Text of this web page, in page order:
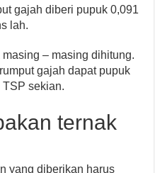
gajah diberi pupuk 0,091
lah.
– masing dihitung.
gajah dapat pupuk
sekian.
ternak
yang diberikan harus